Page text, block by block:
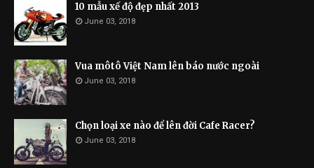
10 mẫu xế độ đẹp nhất 2013
June 03, 2018
Vua môtô Việt Nam lên báo nước ngoài
June 03, 2018
Chọn loại xe nào để lên đời Cafe Racer?
June 03, 2018